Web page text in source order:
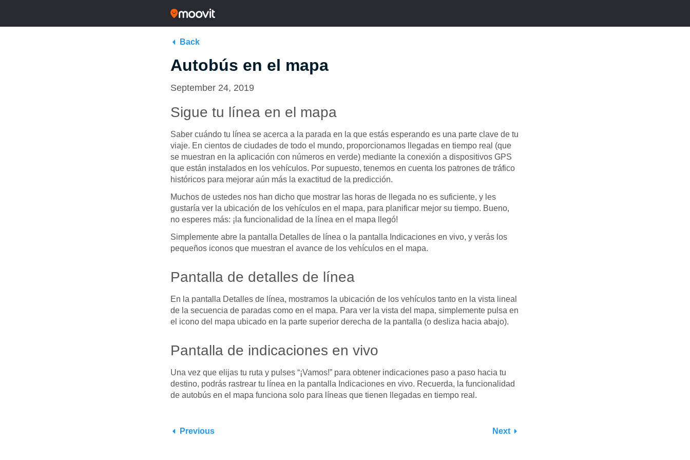
Back
Autobús en el mapa
September 24, 2019
Sigue tu línea en el mapa
Saber cuándo tu línea se acerca a la parada en la que estás esperando es una parte clave de tu
viaje. En cientos de ciudades de todo el mundo, proporcionamos llegadas en tiempo real (que
se muestran en la aplicación con números en verde) mediante la conexión a dispositivos GPS
que están instalados en los vehículos. Por supuesto, tenemos en cuenta los patrones de tráfico
históricos para mejorar aún más la exactitud de la predicción.
Muchos de ustedes nos han dicho que mostrar las horas de llegada no es suficiente, y les
gustaría ver la ubicación de los vehículos en el mapa, para planificar mejor su tiempo. Bueno,
no esperes más: ¡la funcionalidad de la línea en el mapa llegó!
Simplemente abre la pantalla Detalles de línea o la pantalla Indicaciones en vivo, y verás los
pequeños iconos que muestran el avance de los vehículos en el mapa.
Pantalla de detalles de línea
En la pantalla Detalles de línea, mostramos la ubicación de los vehículos tanto en la vista lineal
de la secuencia de paradas como en el mapa. Para ver la vista del mapa, simplemente pulsa en
el icono del mapa ubicado en la parte superior derecha de la pantalla (o desliza hacia abajo).
Pantalla de indicaciones en vivo
Una vez que elijas tu ruta y pulses “¡Vamos!” para obtener indicaciones paso a paso hacia tu
destino, podrás rastrear tu línea en la pantalla Indicaciones en vivo. Recuerda, la funcionalidad
de autobús en el mapa funciona solo para líneas que tienen llegadas en tiempo real.
Previous Next